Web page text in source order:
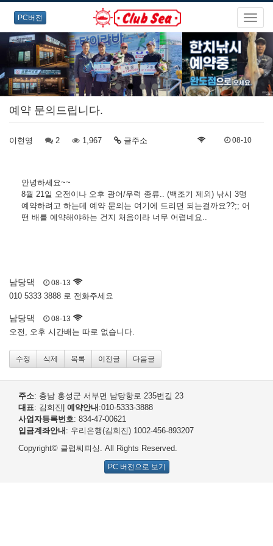
PC버전
예약 문의드립니다.
이현영 2 1,967 글주소 08-10
안녕하세요~~
8월 21일 오전이나 오후 광어/우럭 종류.. (백조기 제외) 낚시 3명
예약하려고 하는데 예약 문의는 여기에 드리면 되는걸까요??;; 어
떤 배를 예약해야하는 건지 처음이라 너무 어렵네요..
남당댁 08-13
010 5333 3888 로 전화주세요
남당댁 08-13
오전, 오후 시간배는 따로 없습니다.
수정 삭제 목록 이전글 다음글
주소: 충남 홍성군 서부면 남당항로 235번길 23
대표: 김희진 예약안내 :010-5333-3888
사업자등록번호: 834-47-00621
입금계좌안내 : 우리은행(김희진) 1002-456-893207
Copyright© 클럽씨피싱. All Rights Reserved.
PC 버전으로 보기